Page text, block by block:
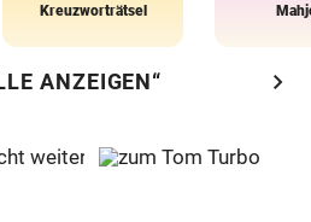
Kreuzworträtsel
ANZEIGEN“ chevron_right